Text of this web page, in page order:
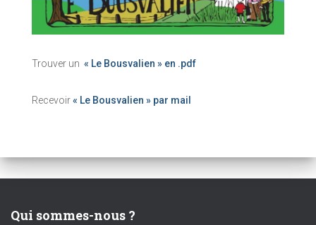
Trouver un « Le Bousvalien » en .pdf
Recevoir« Le Bousvalien » par mail
Qui sommes-nous ?